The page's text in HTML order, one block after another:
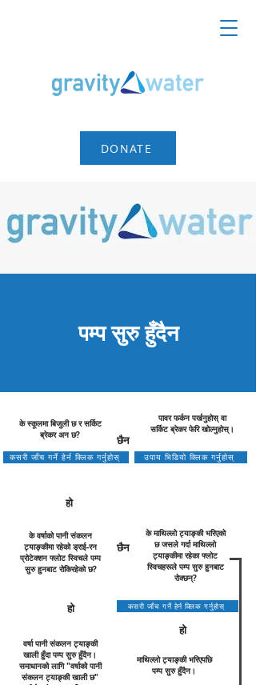
DONATE
पम्प सुरु हुँदैन
के स्कूलमा बिजुली छ र सर्किट
ब्रेकर अन छ?
छैन
पावर फर्कन पर्खनुहोस् वा
सर्किट ब्रेकर फेरि खोल्नुहोस्।
कसरी जाँच गर्ने हेर्न क्लिक गर्नुहोस्
हो
उपाय भिडियो क्लिक गर्नुहोस्
के वर्षाको पानी संकलन
ट्याङ्कीमा रहेको ड्राई-रन
प्रोटेक्शन फ्लोट स्विचले पम्प
सुरु हुनबाट रोकिरहेको छ?
के माथिल्लो ट्याङ्की भरिएको
छ जसले गर्दा माथिल्लो
ट्याङ्कीमा रहेका फ्लोट
स्विचहरूले पम्प सुरु हुनबाट
रोक्छन्?
वर्षा पानी संकलन ट्याङ्की
खाली हुँदा पम्प सुरु हुँदैन।
समाधानको लागि "वर्षाको पानी
संकलन ट्याङ्की खाली छ"
माथिल्लो ट्याङ्की भरिएपछि
पम्प सुरु हुँदैन।
कसरी जाँच गर्ने हेर्न क्लिक गर्नुहोस्
छैन
हो
हो